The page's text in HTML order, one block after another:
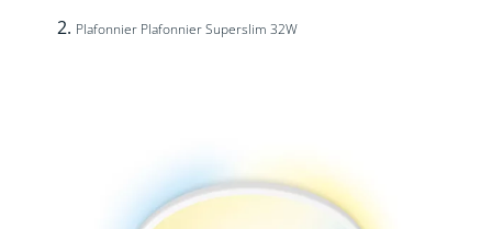
Plafonnier Plafonnier Superslim 32W